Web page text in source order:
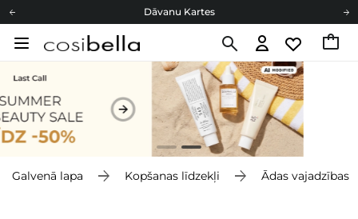
Dāvanu Kartes
Cosibella lojalitātes programma
Dāvanu Kartes
Galvenā lapa Kopšanas līdzekļi Ādas vajadzības